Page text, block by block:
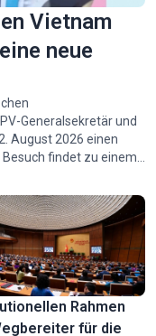
Vietnam
neue
Generalsekretär und
August 2026 einen
findet zu einem
in eine neue
erheblichem Spielraum
Rahmen
für die